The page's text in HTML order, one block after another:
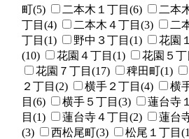
町(5)
二本木１丁目(6) 二本
丁目(4)
二本木４丁目(3) 二
丁目(1)
野中３丁目(1) 花園
(10)
花園４丁目(1) 花園５丁
花園７丁目(17)
稗田町(1)
２丁目(2)
横手２丁目(4) 横
目(6)
横手５丁目(3) 蓮台寺
目(1)
蓮台寺４丁目(2) 蓮台
(3)
西松尾町(3) 松尾１丁目